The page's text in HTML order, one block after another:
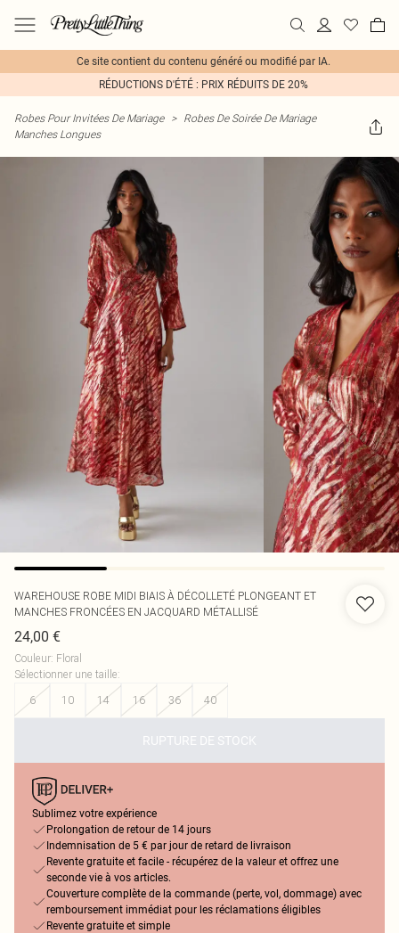
Ce site contient du contenu généré ou modifié par IA.
RÉDUCTIONS D'ÉTÉ : PRIX RÉDUITS DE 20%
Robes Pour Invitées De Mariage > Robes De Soirée De Mariage
Manches Longues
WAREHOUSE ROBE MIDI BIAIS À DÉCOLLETÉ PLONGEANT ET
MANCHES FRONCÉES EN JACQUARD MÉTALLISÉ
24,00 €
Couleur: Floral
Sélectionner une taille:
6
10 14 16 36 40
RUPTURE DE STOCK
Sublimez votre expérience
Prolongation de retour de 14 jours
Indemnisation de 5 € par jour de retard de livraison
Revente gratuite et facile - récupérez de la valeur et offrez une
seconde vie à vos articles.
Couverture complète de la commande (perte, vol, dommage) avec
remboursement immédiat pour les réclamations éligibles
Revente gratuite et simple